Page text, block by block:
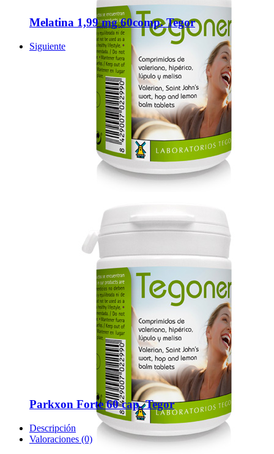
Melatina 1,99 mg 60comp. Tegor
Siguiente
Parkxon Forte 60 cap. Tegor
Descripción
Valoraciones (0)